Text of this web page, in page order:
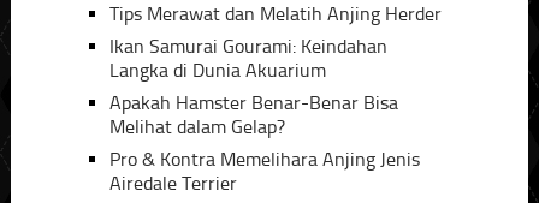
Tips Merawat dan Melatih Anjing Herder
Ikan Samurai Gourami: Keindahan
Langka di Dunia Akuarium
Apakah Hamster Benar-Benar Bisa
Melihat dalam Gelap?
Pro & Kontra Memelihara Anjing Jenis
Airedale Terrier